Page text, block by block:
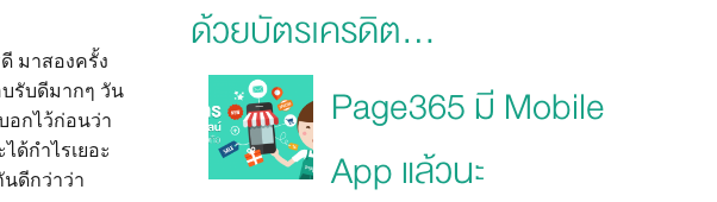
มาสองครั้ง
รับดีมากๆ วัน
อกไว้ก่อนว่า
ด้กำไรเยอะ
ดีกว่าว่า
ด้วยบัตรเครดิต...
Page365 มี Mobile
App แล้วนะ